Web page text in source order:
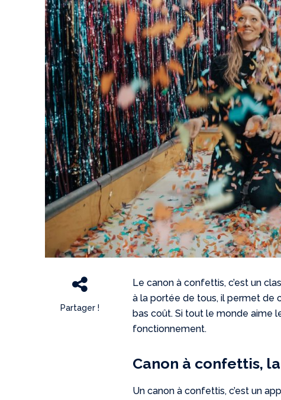
Partager !
Le canon à confettis, c’est un
à la portée de tous, il permet de
bas coût. Si tout le monde aime
fonctionnement.
Canon à confettis,
Un canon à confettis, c’est un